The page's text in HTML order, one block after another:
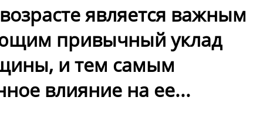
является важным
привычный уклад
и тем самым
влияние на ее...